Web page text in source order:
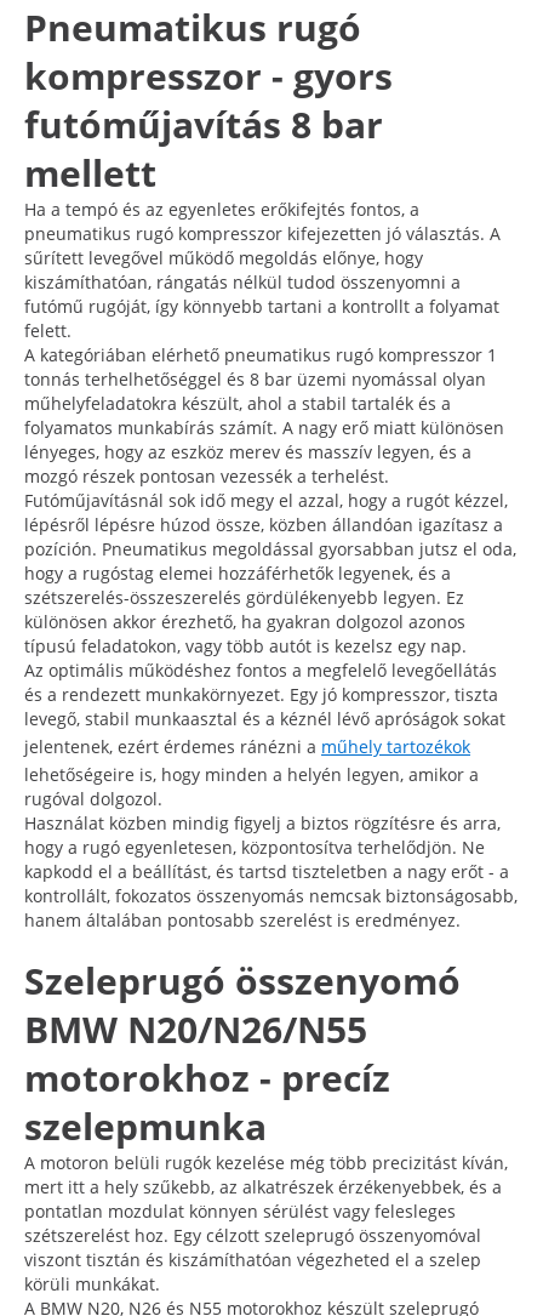
Pneumatikus rugó
kompresszor - gyors
futóműjavítás 8 bar
mellett
Ha a tempó és az egyenletes erőkifejtés fontos, a
pneumatikus rugó kompresszor kifejezetten jó választás. A
sűrített levegővel működő megoldás előnye, hogy
kiszámíthatóan, rángatás nélkül tudod összenyomni a
futómű rugóját, így könnyebb tartani a kontrollt a folyamat
felett.
A kategóriában elérhető pneumatikus rugó kompresszor 1
tonnás terhelhetőséggel és 8 bar üzemi nyomással olyan
műhelyfeladatokra készült, ahol a stabil tartalék és a
folyamatos munkabírás számít. A nagy erő miatt különösen
lényeges, hogy az eszköz merev és masszív legyen, és a
mozgó részek pontosan vezessék a terhelést.
Futóműjavításnál sok idő megy el azzal, hogy a rugót kézzel,
lépésről lépésre húzod össze, közben állandóan igazítasz a
pozíción. Pneumatikus megoldással gyorsabban jutsz el oda,
hogy a rugóstag elemei hozzáférhetők legyenek, és a
szétszerelés-összeszerelés gördülékenyebb legyen. Ez
különösen akkor érezhető, ha gyakran dolgozol azonos
típusú feladatokon, vagy több autót is kezelsz egy nap.
Az optimális működéshez fontos a megfelelő levegőellátás
és a rendezett munkakörnyezet. Egy jó kompresszor, tiszta
levegő, stabil munkaasztal és a kéznél lévő apróságok sokat
jelentenek, ezért érdemes ránézni a műhely tartozékok
lehetőségeire is, hogy minden a helyén legyen, amikor a
rugóval dolgozol.
Használat közben mindig figyelj a biztos rögzítésre és arra,
hogy a rugó egyenletesen, központosítva terhelődjön. Ne
kapkodd el a beállítást, és tartsd tiszteletben a nagy erőt - a
kontrollált, fokozatos összenyomás nemcsak biztonságosabb,
hanem általában pontosabb szerelést is eredményez.
Szeleprugó összenyomó
BMW N20/N26/N55
motorokhoz - precíz
szelepmunka
A motoron belüli rugók kezelése még több precizitást kíván,
mert itt a hely szűkebb, az alkatrészek érzékenyebbek, és a
pontatlan mozdulat könnyen sérülést vagy felesleges
szétszerelést hoz. Egy célzott szeleprugó összenyomóval
viszont tisztán és kiszámíthatóan végezheted el a szelep
körüli munkákat.
A BMW N20, N26 és N55 motorokhoz készült szeleprugó